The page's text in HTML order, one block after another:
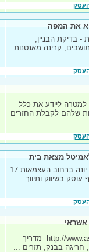
את המפה
- בדיקת הבניין,
קרינה מאנטנות
ליידע את כלל
שלהם לקבלת החזרים
מצאת בית
אמיטל נכסים סניף כפר יונה, שוכן בכפר יונה ברחוב העצמאות 17
בשיווק ותיווך
אשראי
הלוואות מימון אשראי http://www.ashrai.totalh.com מדריך
בבנק, תזרים ...